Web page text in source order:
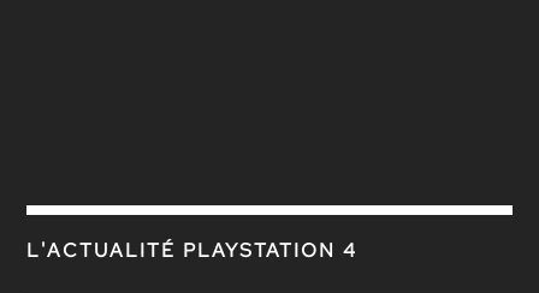
L'ACTUALITÉ PLAYSTATION 4